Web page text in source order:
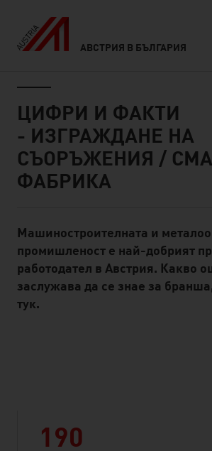
АВСТРИЯ В БЪЛГАРИЯ
ЦИФРИ И ФАКТИ
- ИЗГРАЖДАНЕ НА
СЪОРЪЖЕНИЯ /
ФАБРИКА
Standard Content Module
Машиностроителната и
промишленост е най-добрият
работодател в Австрия. Какво
заслужава да се знае за
тук.
190